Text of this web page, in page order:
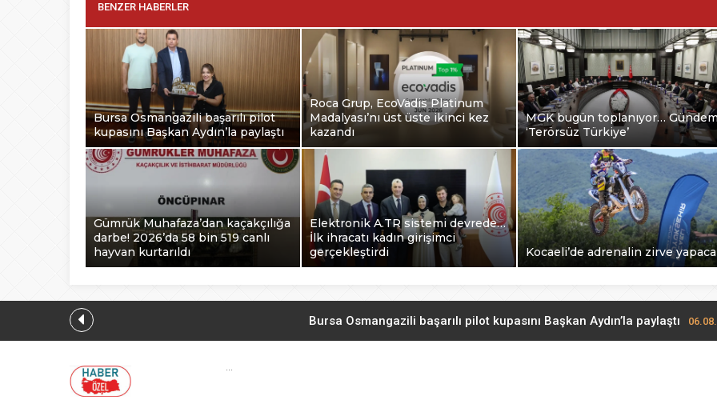
BENZER HABERLER
Bursa Osmangazili başarılı pilot
kupasını Başkan Aydın’la paylaştı
Roca Grup, EcoVadis Platinum
Madalyası’nı üst üste ikinci kez
kazandı
MGK bugün toplanıyor…
‘Terörsüz Türkiye’
Gümrük Muhafaza’dan kaçakçılığa
darbe! 2026’da 58 bin 519 canlı
hayvan kurtarıldı
Elektronik A.TR sistemi devrede…
İlk ihracatı kadın girişimci
gerçekleştirdi
Kocaeli’de adrenalin zirve
Bursa Osmangazili başarılı pilot kupasını Başkan Aydın’la paylaştı
...